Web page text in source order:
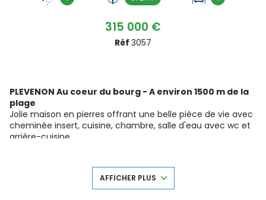
315 000 €
Réf 3057
PLEVENON Au coeur du bourg - A environ 1500 m de la
plage
Jolie maison en pierres offrant une belle pièce de vie avec
cheminée insert, cuisine, chambre, salle d'eau avec wc et
arrière-cuisine.
Combles aménagés en une spacieuse chambre
Dépendances (Environ 16m2) Garage, l'ensemble sur un joli
terrain clos et sans vis à vis de 672m2.
AFFICHER PLUS